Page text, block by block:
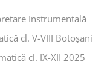
Instrumentală
cl. V-VIII Botoșani
cl. IX-XII 2025